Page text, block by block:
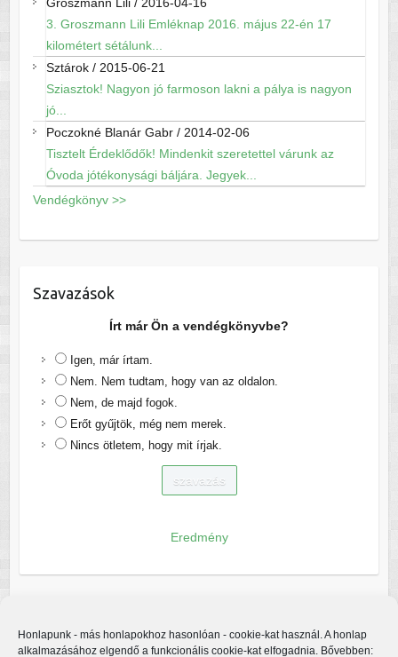
Honlapunk - más honlapokhoz hasonlóan - cookie-kat használ. A honlap
alkalmazásához elgendő a funkcionális cookie-kat elfogadnia. Bővebben:
3. Groszmann Lili Emléknap 2016. május 22-én 17
kilométert sétálunk...
Sztárok/ 2015-06-21
Sziasztok! Nagyon jó farmoson lakni a pálya is nagyon
jó...
Poczokné Blanár Gabr/ 2014-02-06
Tisztelt Érdeklődők! Mindenkit szeretettel várunk az
Óvoda jótékonysági báljára. Jegyek...
Vendégkönyv >>
Szavazások
Írt már Ön a vendégkönyvbe?
Igen, már írtam.
Nem. Nem tudtam, hogy van az oldalon.
Nem, de majd fogok.
Erőt gyűjtök, még nem merek.
Nincs ötletem, hogy mit írjak.
Eredmény